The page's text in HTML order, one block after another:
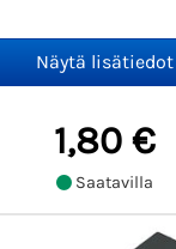
1,80 €
Saatavilla